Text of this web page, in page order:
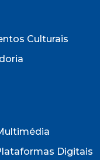
Culturais
Digitais